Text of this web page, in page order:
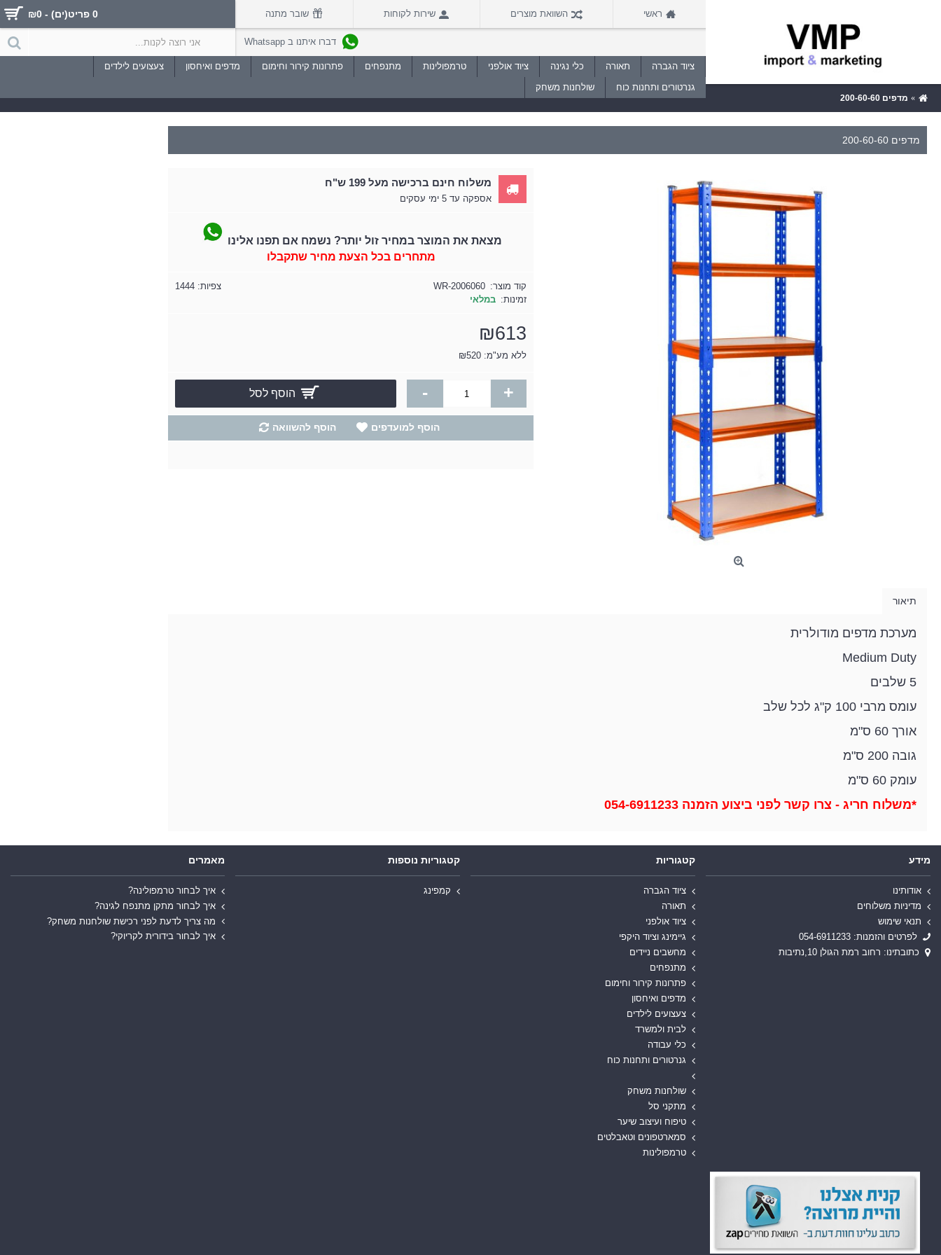
ראשי השוואת מוצרים שירות לקוחות שובר מתנה 0 פריט(ים) - ₪0
דברו איתנו ב Whatsapp
ציוד הגברה תאורה כלי נגינה ציוד אולפני טרמפולינות מתנפחים פתרונות קירור וחימום מדפים ואיחסון
צעצועים לילדים
גנרטורים ותחנות כוח
שולחנות משחק
מדפים 200-60-60
מדפים 200-60-60
משלוח חינם ברכישה מעל 199 ש"ח
אספקה עד 5 ימי עסקים
מצאת את המוצר במחיר זול יותר? נשמח אם תפנו אלינו
מתחרים בכל הצעת מחיר שתקבלו
צפיות: 1444 קוד מוצר: WR-2006060
זמינות: במלאי
₪613
ללא מע"מ: ₪520
- + הוסף לסל
הוסף למועדפים הוסף להשוואה
תיאור
מערכת מדפים מודולרית
Medium Duty
5 שלבים
עומס מרבי 100 ק"ג לכל שלב
אורך 60 ס"מ
גובה 200 ס"מ
עומק 60 ס"מ
*משלוח חריג - צרו קשר לפני ביצוע הזמנה 054-6911233
מידע
אודותינו
מדיניות משלוחים
תנאי שימוש
לפרטים והזמנות: 054-6911233
כתובתינו: רחוב רמת הגולן 10,נתיבות
קטגוריות
ציוד הגברה
תאורה
ציוד אולפני
גיימינג וציוד היקפי
מחשבים ניידים
מתנפחים
פתרונות קירור וחימום
מדפים ואיחסון
צעצועים לילדים
לבית ולמשרד
כלי עבודה
גנרטורים ותחנות כוח
שולחנות משחק
מתקני סל
טיפוח ועיצוב שיער
סמארטפונים וטאבלטים
טרמפולינות
קטגוריות נוספות
קמפינג
מאמרים
איך לבחור טרמפולינה?
איך לבחור מתקן מתנפח לגינה?
מה צריך לדעת לפני רכישת שולחנות משחק?
איך לבחור בידורית לקריוקי?